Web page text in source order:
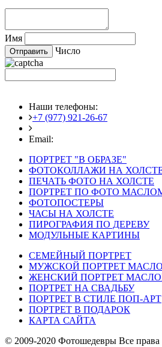
Имя
Число
Наши телефоны:
+7 (977) 921-26-67
Email:
ПОРТРЕТ "В ОБРАЗЕ"
ФОТОКОЛЛАЖИ НА
ПЕЧАТЬ ФОТО НА ХОЛСТЕ
ПОРТРЕТ ПО ФОТО
ФОТОПОСТЕРЫ
ЧАСЫ НА ХОЛСТЕ
ПИРОГРАФИЯ ПО ДЕРЕВУ
МОДУЛЬНЫЕ КАРТИНЫ
СЕМЕЙНЫЙ ПОРТРЕТ
МУЖСКОЙ ПОРТРЕТ
ЖЕНСКИЙ ПОРТРЕТ
ПОРТРЕТ НА СВАДЬБУ
ПОРТРЕТ В СТИЛЕ ПОП-АРТ
ПОРТРЕТ В ПОДАРОК
КАРТА САЙТА
© 2009-2020 Фотошедевры Все